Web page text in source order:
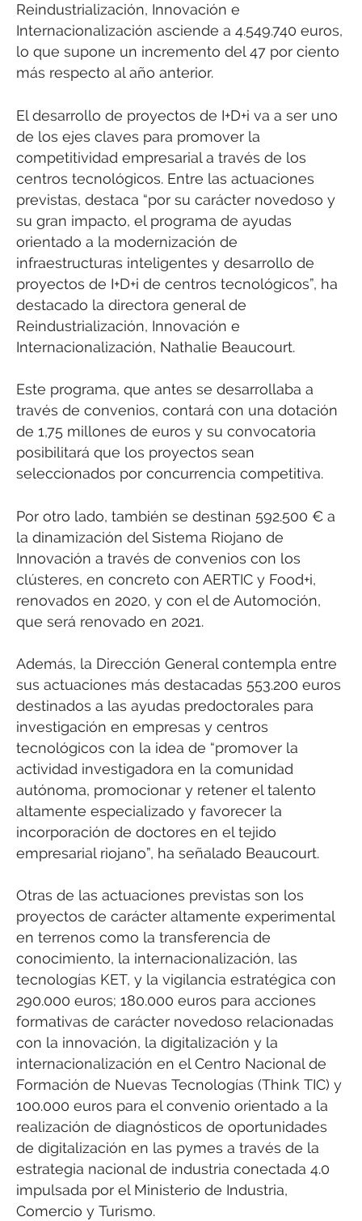
Reindustrialización, Innovación e
Internacionalización asciende a 4.549.740 euros,
lo que supone un incremento del 47 por ciento
más respecto al año anterior.
El desarrollo de proyectos de I+D+i va a ser uno
de los ejes claves para promover la
competitividad empresarial a través de los
centros tecnológicos. Entre las actuaciones
previstas, destaca “por su carácter novedoso y
su gran impacto, el programa de ayudas
orientado a la modernización de
infraestructuras inteligentes y desarrollo de
proyectos de I+D+i de centros tecnológicos”, ha
destacado la directora general de
Reindustrialización, Innovación e
Internacionalización, Nathalie Beaucourt.
Este programa, que antes se desarrollaba a
través de convenios, contará con una dotación
de 1,75 millones de euros y su convocatoria
posibilitará que los proyectos sean
seleccionados por concurrencia competitiva.
Por otro lado, también se destinan 592.500 € a
la dinamización del Sistema Riojano de
Innovación a través de convenios con los
clústeres, en concreto con AERTIC y Food+i,
renovados en 2020, y con el de Automoción,
que será renovado en 2021.
Además, la Dirección General contempla entre
sus actuaciones más destacadas 553.200 euros
destinados a las ayudas predoctorales para
investigación en empresas y centros
tecnológicos con la idea de “promover la
actividad investigadora en la comunidad
autónoma, promocionar y retener el talento
altamente especializado y favorecer la
incorporación de doctores en el tejido
empresarial riojano”, ha señalado Beaucourt.
Otras de las actuaciones previstas son los
proyectos de carácter altamente experimental
en terrenos como la transferencia de
conocimiento, la internacionalización, las
tecnologías KET, y la vigilancia estratégica con
290.000 euros; 180.000 euros para acciones
formativas de carácter novedoso relacionadas
con la innovación, la digitalización y la
internacionalización en el Centro Nacional de
Formación de Nuevas Tecnologías (Think TIC) y
100.000 euros para el convenio orientado a la
realización de diagnósticos de oportunidades
de digitalización en las pymes a través de la
estrategia nacional de industria conectada 4.0
impulsada por el Ministerio de Industria,
Comercio y Turismo.